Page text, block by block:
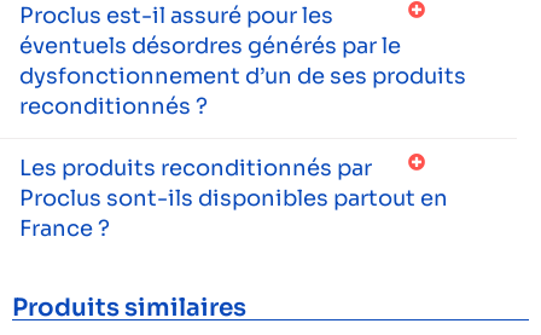
Proclus est-il assuré pour les
éventuels désordres générés par le
dysfonctionnement d’un de ses produits
reconditionnés ?
Les produits reconditionnés par
Proclus sont-ils disponibles partout en
France ?
Produits similaires